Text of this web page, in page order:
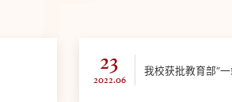
23
2022.06
我校获批教育部“